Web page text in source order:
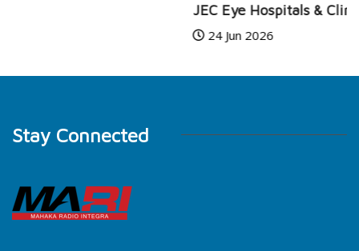
JEC Eye Hospitals & Clinics Raih Marketeers...
Stay Connected